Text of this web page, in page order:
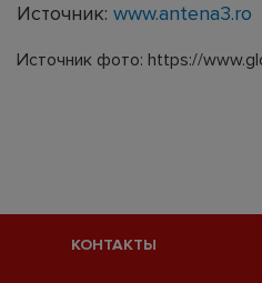
Источник: www.antena3.ro
Источник фото: https://
КОНТАКТЫ